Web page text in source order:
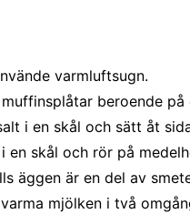
varmluftsugn.
beroende
i en skål och sätt åt
en skål och rör på
äggen är en del av
mjölken i två